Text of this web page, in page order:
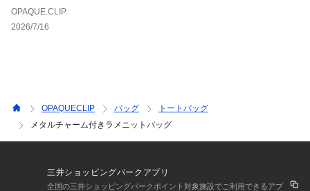
OPAQUE.CLIP
2026/7/16
OPAQUECLIP バッグ
トートバッグ
メタルチャーム付きラメニットバッグ
三井ショッピングパークアプリ
全国の三井ショッピングパークポイント対象施設でご利用できるアプ